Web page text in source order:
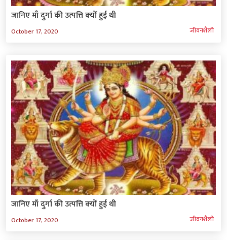
जानिए माँ दुर्गा की उत्‍पत्ति क्‍यों हुई थी
October 17, 2020 जीवनशैली
जानिए माँ दुर्गा की उत्‍पत्ति क्‍यों हुई थी
October 17, 2020 जीवनशैली